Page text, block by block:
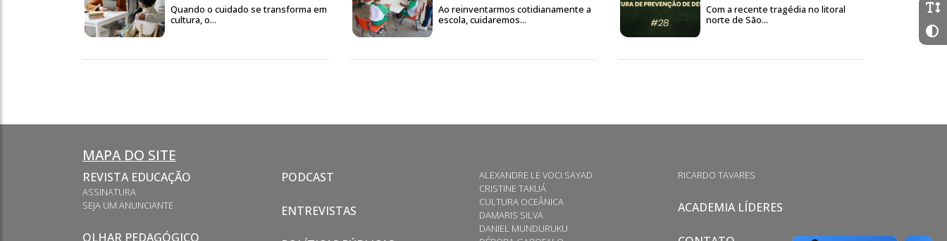
Quando o cuidado se transforma em
cultura, o...
Ao reinventarmos cotidianamente a
escola, cuidaremos...
Com a recente tragédia no litoral
norte de São...
MAPA DO SITE
REVISTA EDUCAÇÃO
ASSINATURA
SEJA UM ANUNCIANTE
OLHAR PEDAGÓGICO
PODCAST
ENTREVISTAS
ALEXANDRE LE VOCI SAYAD
CRISTINE TAKUÁ
CULTURA OCEÂNICA
DAMARIS SILVA
DANIEL MUNDURUKU
RICARDO TAVARES
ACADEMIA LÍDERES